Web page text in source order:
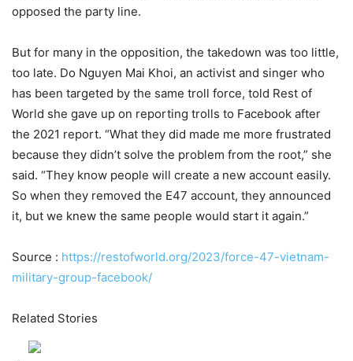
opposed the party line.
But for many in the opposition, the takedown was too little,
too late. Do Nguyen Mai Khoi, an activist and singer who
has been targeted by the same troll force, told Rest of
World she gave up on reporting trolls to Facebook after
the 2021 report. “What they did made me more frustrated
because they didn’t solve the problem from the root,” she
said. “They know people will create a new account easily.
So when they removed the E47 account, they announced
it, but we knew the same people would start it again.”
Source : https://restofworld.org/2023/force-47-vietnam-
military-group-facebook/
Related Stories